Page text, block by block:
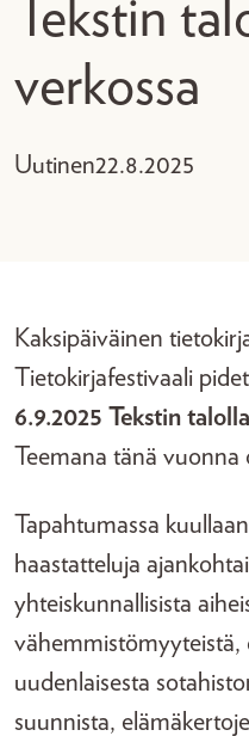
Tekstin
verkossa
Uutinen22.8.2025
Kaksipäiväinen
Tietokirjafestivaali
6.9.2025 Tekstin talolla
Teemana tänä vuonna
Tapahtumassa
haastatteluja
yhteiskunnallisista
vähemmistömyyteistä,
uudenlaisesta
suunnista,